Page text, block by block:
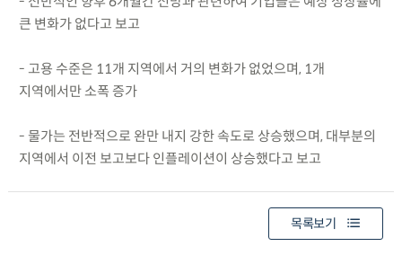
큰 변화가 없다고 보고
- 고용 수준은 11개 지역에서 거의 변화가 없었으며, 1개
지역에서만 소폭 증가
- 물가는 전반적으로 완만 내지 강한 속도로 상승했으며, 대부분의
지역에서 이전 보고보다 인플레이션이 상승했다고 보고
목록보기